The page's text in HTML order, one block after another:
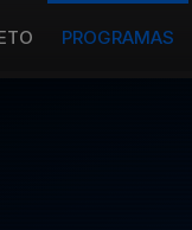
PROGRAMAS